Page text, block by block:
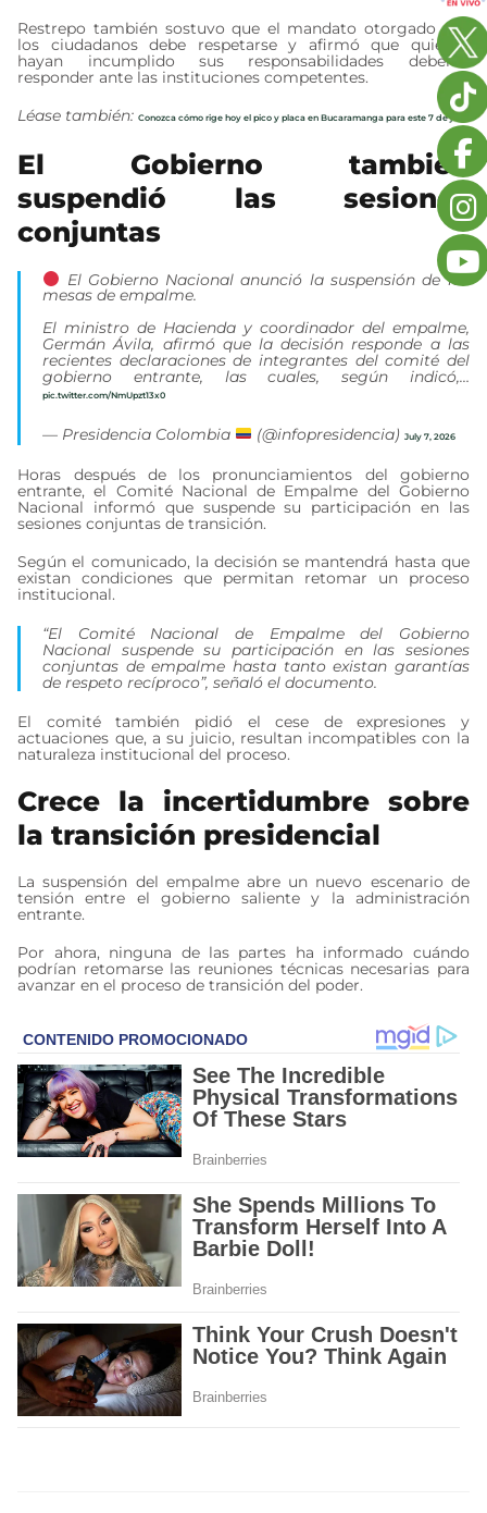
Restrepo también sostuvo que el mandato otorgado por
los ciudadanos debe respetarse y afirmó que quienes
hayan incumplido sus responsabilidades deberán
responder ante las instituciones competentes.
Léase también:Conozca cómo rige hoy el pico y placa en Bucaramanga para este 7 de julio
El Gobierno también
suspendió las sesiones
conjuntas
El Gobierno Nacional anunció la suspensión de las
mesas de empalme.
El ministro de Hacienda y coordinador del empalme,
Germán Ávila, afirmó que la decisión responde a las
recientes declaraciones de integrantes del comité del
gobierno entrante, las cuales, según indicó,…
pic.twitter.com/NmUpzt13x0
— Presidencia Colombia (@infopresidencia)July 7, 2026
Horas después de los pronunciamientos del gobierno
entrante, el Comité Nacional de Empalme del Gobierno
Nacional informó que suspende su participación en las
sesiones conjuntas de transición.
Según el comunicado, la decisión se mantendrá hasta que
existan condiciones que permitan retomar un proceso
institucional.
“El Comité Nacional de Empalme del Gobierno
Nacional suspende su participación en las sesiones
conjuntas de empalme hasta tanto existan garantías
de respeto recíproco”, señaló el documento.
El comité también pidió el cese de expresiones y
actuaciones que, a su juicio, resultan incompatibles con la
naturaleza institucional del proceso.
Crece la incertidumbre sobre
la transición presidencial
La suspensión del empalme abre un nuevo escenario de
tensión entre el gobierno saliente y la administración
entrante.
Por ahora, ninguna de las partes ha informado cuándo
podrían retomarse las reuniones técnicas necesarias para
avanzar en el proceso de transición del poder.